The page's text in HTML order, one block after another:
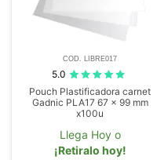
COD. LIBRE017
5.0
Pouch Plastificadora carnet
Gadnic PLA17 67 x 99 mm
x100u
Llega Hoy o
¡Retiralo hoy!